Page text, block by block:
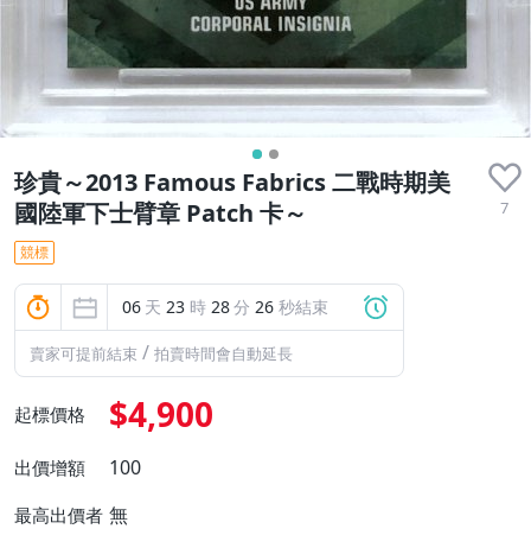
珍貴～2013 Famous Fabrics 二戰時期美
國陸軍下士臂章 Patch 卡～
7
競標
06 天 23 時 28分 24 秒結束
賣家可提前結束 / 拍賣時間會自動延長
起標價格 $4,900
出價增額 100
最高出價者 無